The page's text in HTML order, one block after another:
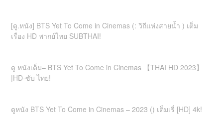
[ดู.หนัง] BTS Yet To Come in Cinemas (: วิถีแห่งสายน้ำ ) เต็ม
เรื่อง HD พากย์ไทย SUBTHAI!
ดู หนังเต็ม– BTS Yet To Come in Cinemas 【THAI HD 2023】
|HD-ซับ ไทย!
ดูหนัง BTS Yet To Come in Cinemas – 2023 () เต็มเรื่ [HD] 4k!